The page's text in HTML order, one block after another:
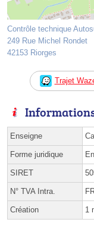
Contrôle technique
249 Rue Michel Rondet
42153 Riorges
Trajet
Enseigne
Forme juridique
SIRET
N° TVA Intra.
Création 1